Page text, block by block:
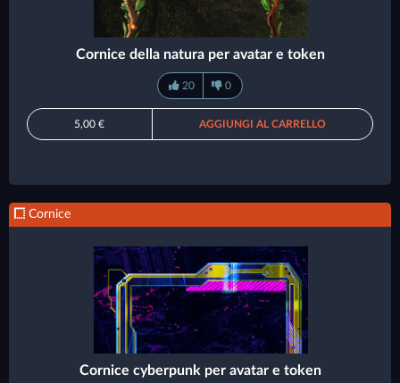
Cornice della natura per avatar e token
20 0
5,00 € AGGIUNGI AL CARRELLO
Cornice
Cornice cyberpunk per avatar e token